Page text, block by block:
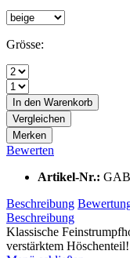
Grösse:
In den Warenkorb
Vergleichen
Merken
Bewerten
Artikel-Nr.:
Beschreibung
Beschreibung
Klassische
verstärktem